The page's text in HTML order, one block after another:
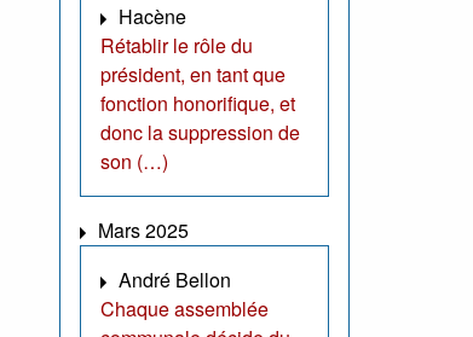
Hacène
Rétablir le rôle du
président, en tant que
fonction honorifique, et
donc la suppression de
son (…)
Mars 2025
André Bellon
Chaque assemblée